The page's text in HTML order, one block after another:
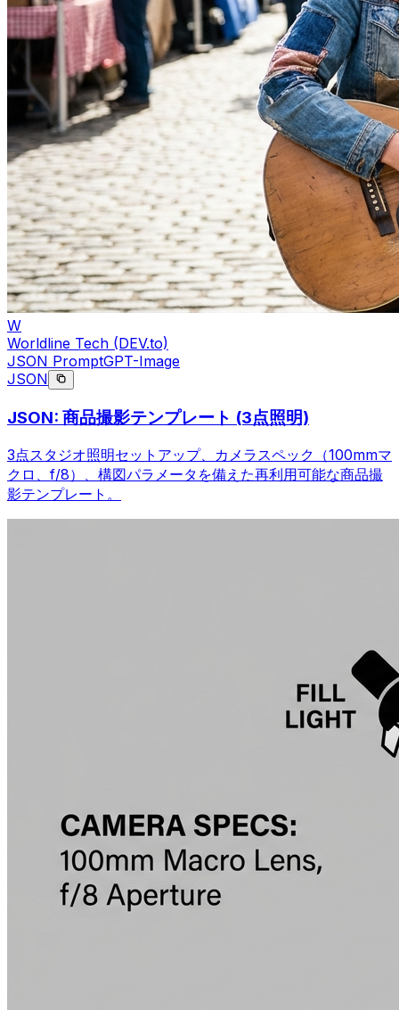
W
Worldline Tech (DEV.to)
JSON PromptGPT-Image
JSON
JSON: 商品撮影テンプレート (3点照明)
3点スタジオ照明セットアップ、カメラスペック（100mmマ
クロ、f/8）、構図パラメータを備えた再利用可能な商品撮
影テンプレート。